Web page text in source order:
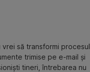
să transformi procesul
trimise pe e-mail și
tineri, întrebarea nu